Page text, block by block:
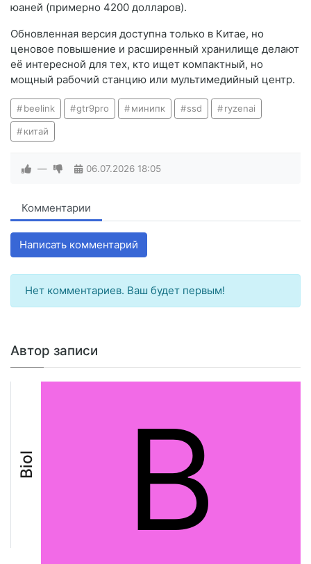
юаней (примерно 4200 долларов).
Обновленная версия доступна только в Китае, но
ценовое повышение и расширенный хранилище делают
её интересной для тех, кто ищет компактный, но
мощный рабочий станцию или мультимедийный центр.
beelink gtr9pro минипк ssd ryzenai
китай
— 06.07.2026 18:05
Комментарии
Написать комментарий
Нет комментариев. Ваш будет первым!
Автор записи
Biol B